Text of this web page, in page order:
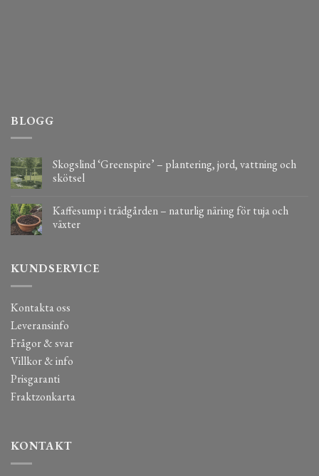
BLOGG
Skogslind ‘Greenspire’ – plantering, jord, vattning och
skötsel
Kaffesump i trädgården – naturlig näring för tuja och
växter
KUNDSERVICE
Kontakta oss
Leveransinfo
Frågor & svar
Villkor & info
Prisgaranti
Fraktzonkarta
KONTAKT